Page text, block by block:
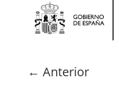
← Anterior